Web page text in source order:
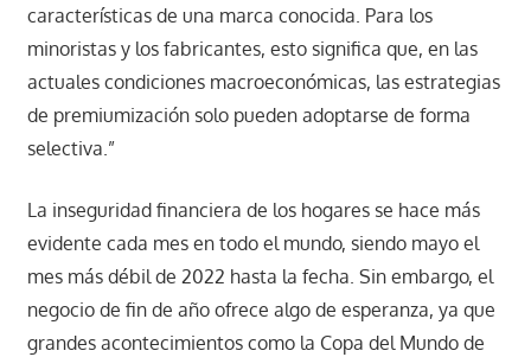
características de una marca conocida. Para los
minoristas y los fabricantes, esto significa que, en las
actuales condiciones macroeconómicas, las estrategias
de premiumización solo pueden adoptarse de forma
selectiva.”
La inseguridad financiera de los hogares se hace más
evidente cada mes en todo el mundo, siendo mayo el
mes más débil de 2022 hasta la fecha. Sin embargo, el
negocio de fin de año ofrece algo de esperanza, ya que
grandes acontecimientos como la Copa del Mundo de